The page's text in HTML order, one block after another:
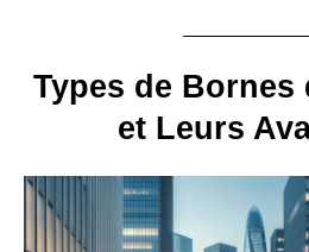
Types de Bornes
et Leurs